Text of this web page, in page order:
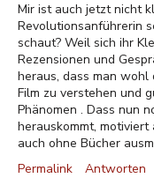
Mir ist auch jetzt nicht
Revolutionsanführerin
schaut? Weil sich ihr
Rezensionen und
heraus, dass man wohl
Film zu verstehen und
Phänomen . Dass nun
herauskommt,
auch ohne Bücher
Permalink
Antworten